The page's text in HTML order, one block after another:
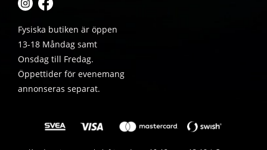
Fysiska butiken är öppen
13-18 Måndag samt
Onsdag till Fredag.
Öppettider för evenemang
annonseras separat.